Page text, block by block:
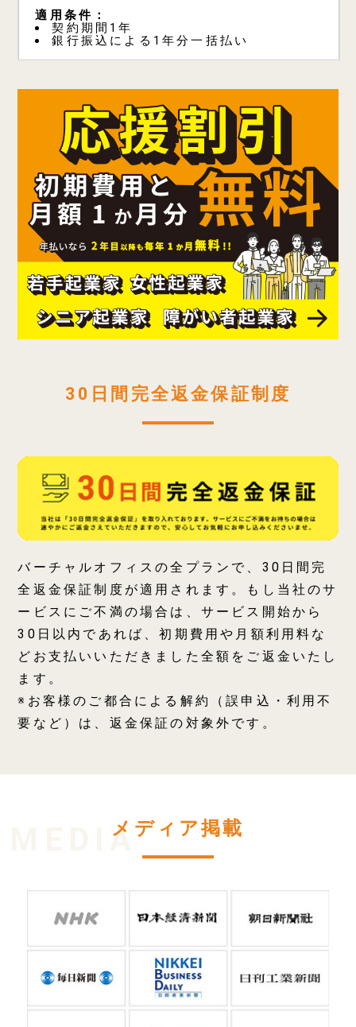
契約期間1年
銀行振込による1年分一括払い
30日間完全返金保証制度
バーチャルオフィスの全プランで、30日間完
全返金保証制度が適用されます。もし当社のサ
ービスにご不満の場合は、サービス開始から
30日以内であれば、初期費用や月額利用料な
どお支払いいただきました全額をご返金いたし
ます。
※お客様のご都合による解約（誤申込・利用不
要など）は、返金保証の対象外です。
メディア掲載